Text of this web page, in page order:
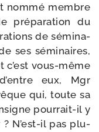
nom­mé membre
pré­pa­ra­tion du
de sémi­na­
ses sémi­naires,
c’est vous-​même
eux, Mgr
qui, toute sa
pourrait-​il y
N’est-​il pas plu­